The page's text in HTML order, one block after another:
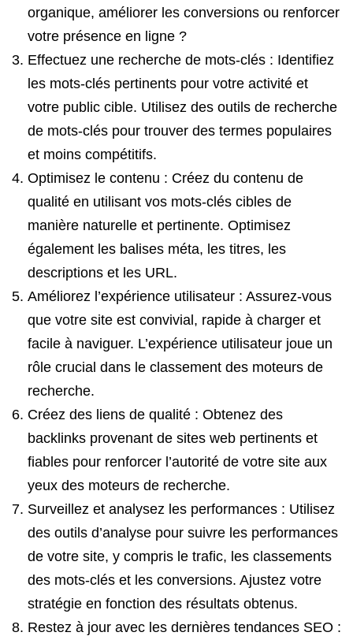
organique, améliorer les conversions ou renforcer
votre présence en ligne ?
Effectuez une recherche de mots-clés : Identifiez
les mots-clés pertinents pour votre activité et
votre public cible. Utilisez des outils de recherche
de mots-clés pour trouver des termes populaires
et moins compétitifs.
Optimisez le contenu : Créez du contenu de
qualité en utilisant vos mots-clés cibles de
manière naturelle et pertinente. Optimisez
également les balises méta, les titres, les
descriptions et les URL.
Améliorez l’expérience utilisateur : Assurez-vous
que votre site est convivial, rapide à charger et
facile à naviguer. L’expérience utilisateur joue un
rôle crucial dans le classement des moteurs de
recherche.
Créez des liens de qualité : Obtenez des
backlinks provenant de sites web pertinents et
fiables pour renforcer l’autorité de votre site aux
yeux des moteurs de recherche.
Surveillez et analysez les performances : Utilisez
des outils d’analyse pour suivre les performances
de votre site, y compris le trafic, les classements
des mots-clés et les conversions. Ajustez votre
stratégie en fonction des résultats obtenus.
Restez à jour avec les dernières tendances SEO :